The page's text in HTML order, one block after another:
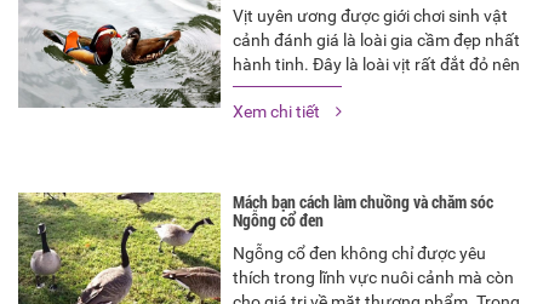
Vịt uyên ương được giới chơi sinh vật
cảnh đánh giá là loài gia cầm đẹp nhất
hành tinh. Đây là loài vịt rất đắt đỏ nên
có ít người nuôi. Tuy nhiên, nếu bạn đã
nuôi thì vịt uyên ương sẽ lại mang giá
Xem chi tiết
Mách bạn cách làm chuồng và chăm sóc
Ngỗng cổ đen
Ngỗng cổ đen không chỉ được yêu
thích trong lĩnh vực nuôi cảnh mà còn